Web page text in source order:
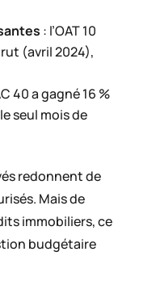
: l’OAT 10
(avril 2024),
40 a gagné 16 %
seul mois de
redonnent de
Mais de
immobiliers, ce
budgétaire